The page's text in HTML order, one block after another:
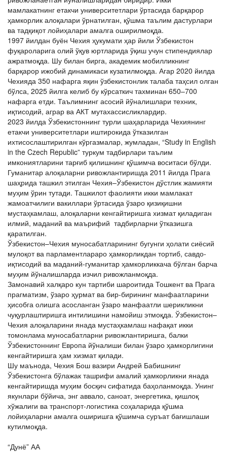
мамлакатнинг етакчи университетлари ўртасида барқарор
ҳамкорлик алоқалари ўрнатилган, қўшма таълим дастурлари
ва тадқиқот лойиҳалари амалга оширилмоқда.
1997 йилдан буён Чехия ҳукумати ҳар йили Ўзбекистон
фуқароларига олий ўқув юртларида ўқиш учун стипендиялар
ажратмоқда. Шу билан бирга, академик мобилликнинг
барқарор ижобий динамикаси кузатилмоқда. Агар 2020 йилда
Чехияда 350 нафарга яқин ўзбекистонлик талаба таҳсил олган
бўлса, 2025 йилга келиб бу кўрсаткич тахминан 650–700
нафарга етди. Таълимнинг асосий йўналишлари техник,
иқтисодий, аграр ва АКТ мутахассисликлардир.
2023 йилда Ўзбекистоннинг турли шаҳарларида Чехиянинг
етакчи университетлари иштирокида ўтказилган
ихтисослаштирилган кўргазмалар, жумладан, “Study in English
in the Czech Republic” туркум тадбирлари таълим
имкониятларини тарғиб қилишнинг қўшимча воситаси бўлди.
Гуманитар алоқаларни ривожлантиришда 2011 йилда Прага
шаҳрида ташкил этилган Чехия–Ўзбекистон дўстлик жамияти
муҳим ўрин тутади. Ташкилот фаолияти икки мамлакат
жамоатчилиги вакиллари ўртасида ўзаро қизиқишни
мустаҳкамлаш, алоқаларни кенгайтиришга хизмат қиладиган
илмий, маданий ва маърифий тадбирларни ўтказишга
қаратилган.
Ўзбекистон–Чехия муносабатларининг бугунги ҳолати сиёсий
мулоқот ва парламентлараро ҳамкорликдан тортиб, савдо-
иқтисодий ва маданий-гуманитар ҳамкорликкача бўлган барча
муҳим йўналишларда изчил ривожланмоқда.
Замонавий халқаро кун тартиби шароитида Тошкент ва Прага
прагматизм, ўзаро ҳурмат ва бир-бирининг манфаатларини
ҳисобга олишга асосланган ўзаро манфаатли шерикликни
чуқурлаштиришга интилишини намойиш этмоқда. Ўзбекистон–
Чехия алоқаларини янада мустаҳкамлаш нафақат икки
томонлама муносабатларни ривожлантиришга, балки
Ўзбекистоннинг Европа йўналиши билан ўзаро ҳамкорлигини
кенгайтиришга ҳам хизмат қилади.
Шу маънода, Чехия Бош вазири Андрей Бабишнинг
Ўзбекистонга бўлажак ташрифи амалий ҳамкорликни янада
кенгайтиришда муҳим босқич сифатида баҳоланмоқда. Унинг
якунлари бўйича, энг аввало, саноат, энергетика, қишлоқ
хўжалиги ва транспорт-логистика соҳаларида қўшма
лойиҳаларни амалга оширишга қўшимча суръат бағишлаши
кутилмоқда.
“Дунё” АА